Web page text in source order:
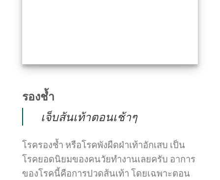
รองช้ำ
เจ็บส้นเท้าตอนเช้าๆ
โรครองช้ำ หรือโรคพังผืดฝ่าเท้าอักเสบ เป็น
โรคยอดนิยมของคนวัยทำงานเลยครับ อาการ
ของโรคนี้คือการปวดส้นเท้า โดยเฉพาะตอน